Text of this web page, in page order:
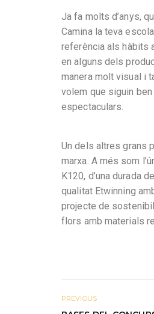
Ja fa molts d’anys,
Camina la teva
referència als hàbits
en alguns dels
manera molt visual i
volem que siguin
espectaculars.
Un dels altres grans
marxa. A més som
K120, d’una durada
qualitat Etwinning
projecte de
flors amb materials
PREVIOUS